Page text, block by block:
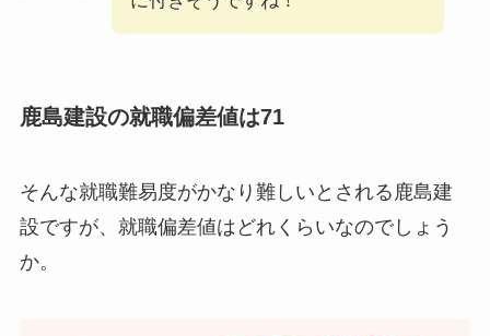
鹿島建設の就職偏差値は71
そんな就職難易度がかなり難しいとされる鹿島建
設ですが、就職偏差値はどれくらいなのでしょう
か。